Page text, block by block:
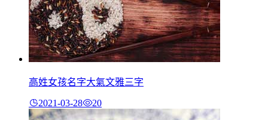
高姓女孩名字大氣文雅三字
2021-03-28 20